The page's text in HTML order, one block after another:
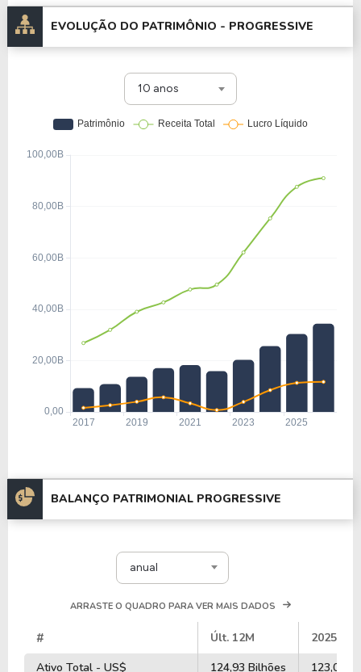
EVOLUÇÃO DO PATRIMÔNIO - PROGRESSIVE
10 anos
BALANÇO PATRIMONIAL PROGRESSIVE
anual
ARRASTE O QUADRO PARA VER MAIS DADOS
# Últ. 12M
2025
Ativo Total - US$
124,93 Bilhões
123,04